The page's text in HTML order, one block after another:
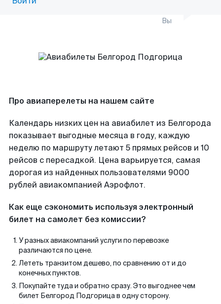
Вы
Про авиаперелеты на нашем сайте
Календарь низких цен на авиабилет из Белгорода
показывает выгодные месяца в году, каждую
неделю по маршруту летают 5 прямых рейсов и 10
рейсов с пересадкой. Цена варьируется, самая
дорогая из найденных пользователями 9000
рублей авиакомпанией Аэрофлот.
Как еще сэкономить используя электронный
билет на самолет без комиссии?
У разных авиакомпаний услуги по перевозке
различаются по цене.
Лететь транзитом дешево, по сравнению от и до
конечных пунктов.
Покупайте туда и обратно сразу. Это выгоднее чем
билет Белгород Подгорица в одну сторону.